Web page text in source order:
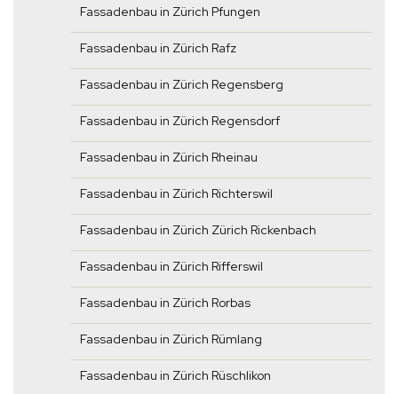
Fassadenbau in Zürich Pfungen
Fassadenbau in Zürich Rafz
Fassadenbau in Zürich Regensberg
Fassadenbau in Zürich Regensdorf
Fassadenbau in Zürich Rheinau
Fassadenbau in Zürich Richterswil
Fassadenbau in Zürich Zürich Rickenbach
Fassadenbau in Zürich Rifferswil
Fassadenbau in Zürich Rorbas
Fassadenbau in Zürich Rümlang
Fassadenbau in Zürich Rüschlikon